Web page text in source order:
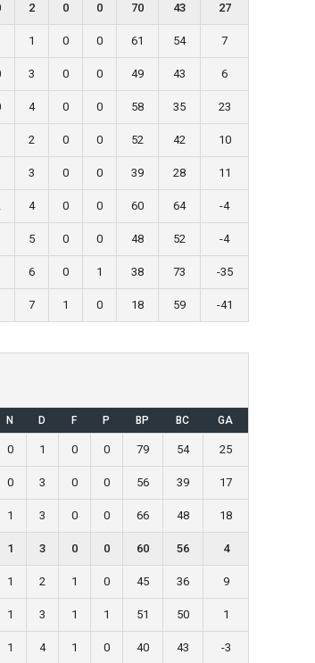
2 0 0 70 43 27
1 0 0 61 54 7
3 0 0 49 43 6
4 0 0 58 35 23
2 0 0 52 42 10
3 0 0 39 28 11
4 0 0 60 64 -4
5 0 0 48 52 -4
6 0 1 38 73 -35
7 1 0 18 59 -41
N D F P BP BC GA
0 1 0 0 79 54 25
0 3 0 0 56 39 17
1 3 0 0 66 48 18
1 3 0 0 60 56 4
1 2 1 0 45 36 9
1 3 1 1 51 50 1
1 4 1 0 40 43 -3